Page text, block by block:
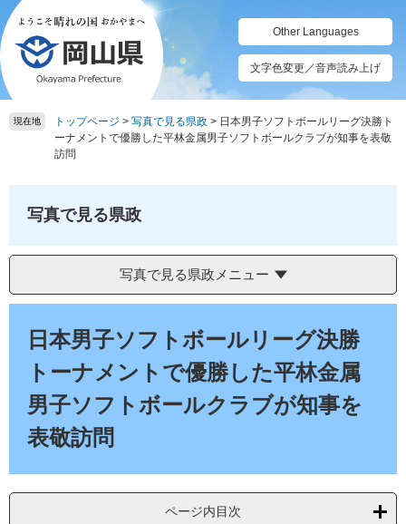
ペ
ー
ジ
の
先
頭
メ
ニ
ュ
ー
を
飛
Other Languages
文字色変更／音声読み上げ
現在地 トップページ > 写真で見る県政 > 日本男子ソフトボールリーグ決勝ト
ーナメントで優勝した平林金属男子ソフトボールクラブが知事を表敬
訪問
写真で見る県政
写真で見る県政メニュー
日本男子ソフトボールリーグ決勝
トーナメントで優勝した平林金属
男子ソフトボールクラブが知事を
表敬訪問
ページ内目次